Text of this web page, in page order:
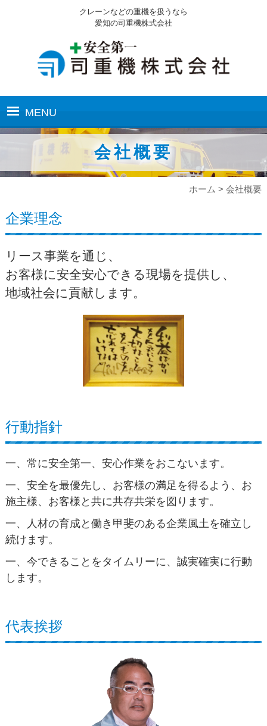
クレーンなどの重機を扱うなら
愛知の司重機株式会社
MENU
ホーム
業務内容
作業実績
採用情報
会社概要
ホーム >会社概要
企業理念
リース事業を通じ、
お客様に安全安心できる現場を提供し、
地域社会に貢献します。
行動指針
一、常に安全第一、安心作業をおこないます。
一、安全を最優先し、お客様の満足を得るよう、お
施主様、お客様と共に共存共栄を図ります。
一、人材の育成と働き甲斐のある企業風土を確立し
続けます。
一、今できることをタイムリーに、誠実確実に行動
します。
代表挨拶